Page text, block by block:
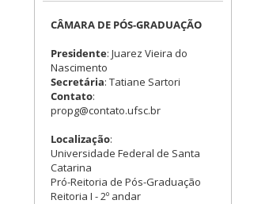
CÂMARA DE PÓS-GRADUAÇÃO
Presidente: Juarez Vieira do
Nascimento
Secretária: Tatiane Sartori
Contato:
propg@contato.ufsc.br
Localização:
Universidade Federal de Santa
Catarina
Pró-Reitoria de Pós-Graduação
Reitoria I - 2º andar